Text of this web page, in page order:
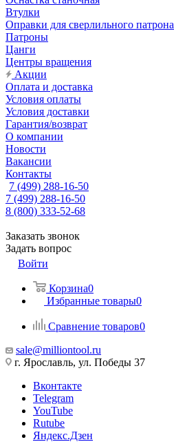
Втулки
Оправки для сверлильного патрона
Патроны
Цанги
Центры вращения
Акции
Оплата и доставка
Условия оплаты
Условия доставки
Гарантия/возврат
О компании
Новости
Вакансии
Контакты
7 (499) 288-16-50
7 (499) 288-16-50
8 (800) 333-52-68
Заказать звонок
Задать вопрос
Войти
Корзина0
Избранные товары0
Сравнение товаров0
sale@milliontool.ru
г. Ярославль, ул. Победы 37
Вконтакте
Telegram
YouTube
Rutube
Яндекс.Дзен